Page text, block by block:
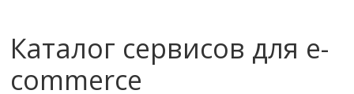
ритейле,
логистике,
Каталог сервисов для e-
commerce